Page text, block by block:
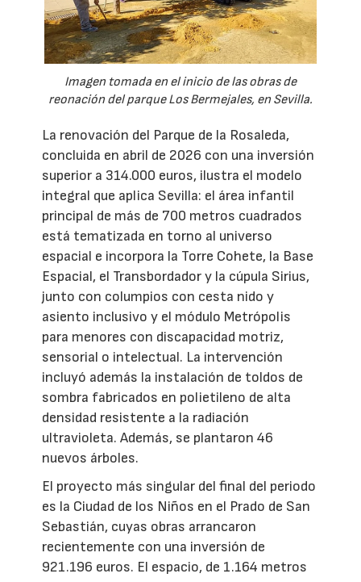
Imagen tomada en el inicio de las obras de
reonación del parque Los Bermejales, en Sevilla.
La renovación del Parque de la Rosaleda,
concluida en abril de 2026 con una inversión
superior a 314.000 euros, ilustra el modelo
integral que aplica Sevilla: el área infantil
principal de más de 700 metros cuadrados
está tematizada en torno al universo
espacial e incorpora la Torre Cohete, la Base
Espacial, el Transbordador y la cúpula Sirius,
junto con columpios con cesta nido y
asiento inclusivo y el módulo Metrópolis
para menores con discapacidad motriz,
sensorial o intelectual. La intervención
incluyó además la instalación de toldos de
sombra fabricados en polietileno de alta
densidad resistente a la radiación
ultravioleta. Además, se plantaron 46
nuevos árboles.
El proyecto más singular del final del periodo
es la Ciudad de los Niños en el Prado de San
Sebastián, cuyas obras arrancaron
recientemente con una inversión de
921.196 euros. El espacio, de 1.164 metros